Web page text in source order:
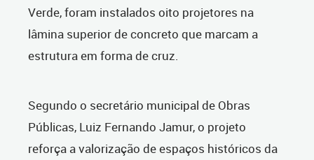
Verde, foram instalados oito projetores na
lâmina superior de concreto que marcam a
estrutura em forma de cruz.
Segundo o secretário municipal de Obras
Públicas, Luiz Fernando Jamur, o projeto
reforça a valorização de espaços históricos da